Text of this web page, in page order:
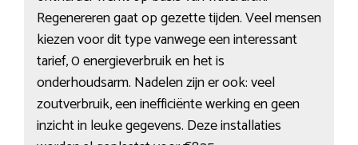
Regenereren gaat op gezette tijden. Veel mensen
kiezen voor dit type vanwege een interessant
tarief, 0 energieverbruik en het is
onderhoudsarm. Nadelen zijn er ook: veel
zoutverbruik, een inefficiënte werking en geen
inzicht in leuke gegevens. Deze installaties